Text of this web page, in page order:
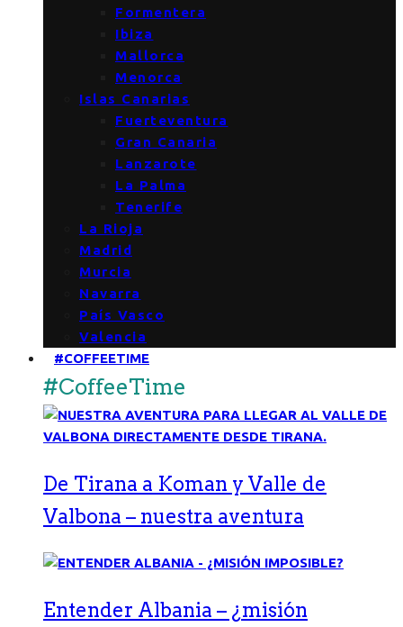
Formentera
Ibiza
Mallorca
Menorca
Islas Canarias
Fuerteventura
Gran Canaria
Lanzarote
La Palma
Tenerife
La Rioja
Madrid
Murcia
Navarra
País Vasco
Valencia
#COFFEETIME
#CoffeeTime
De Tirana a Koman y Valle de
Valbona – nuestra aventura
Entender Albania – ¿misión